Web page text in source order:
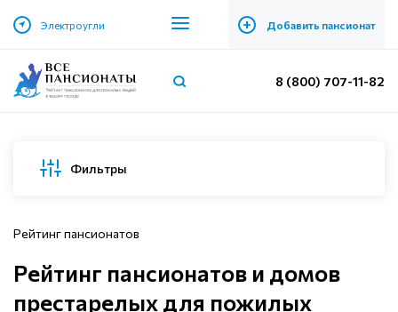
Электроугли + Добавить пансионат
8 (800) 707-11-82
Фильтры
Рейтинг пансионатов
Рейтинг пансионатов и домов
престарелых для пожилых